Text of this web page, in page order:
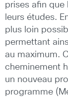
prises afin que
leurs études.
plus loin
permettant
au maximum.
cheminement
un nouveau
programme